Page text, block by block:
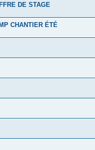
DE STAGE
CHANTIER ÉTÉ